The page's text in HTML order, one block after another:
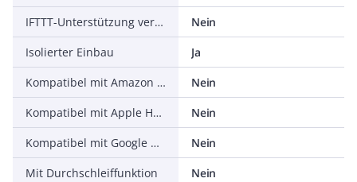
IFTTT-Unterstützung verfügbar
Nein
Isolierter Einbau
Ja
Kompatibel mit Amazon Alexa
Nein
Kompatibel mit Apple HomeKit
Nein
Kompatibel mit Google Assistant
Nein
Mit Durchschleiffunktion
Nein